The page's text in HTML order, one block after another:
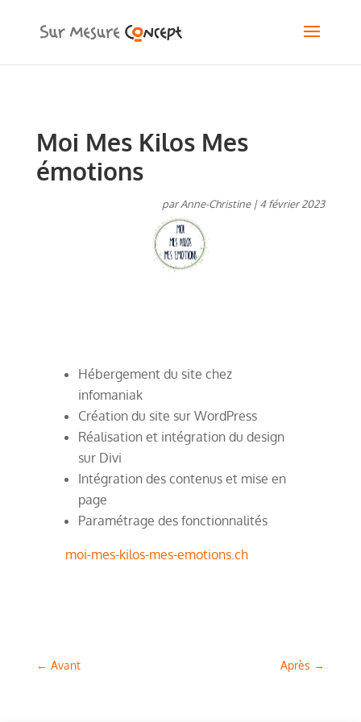
Moi Mes Kilos Mes
émotions
parAnne-Christine|4 février 2023
Hébergement du site chez
infomaniak
Création du site sur WordPress
Réalisation et intégration du design
sur Divi
Intégration des contenus et mise en
page
Paramétrage des fonctionnalités
moi-mes-kilos-mes-emotions.ch
← Avant Après →